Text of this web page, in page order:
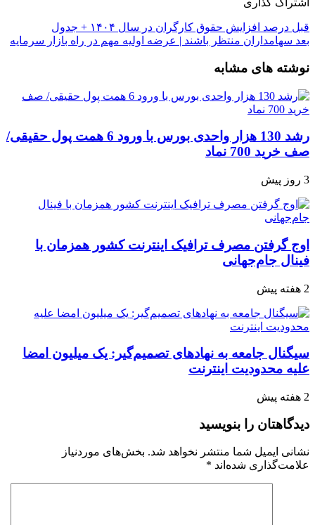
اشتراک گذاری
قبل درصد افزایش حقوق کارگران در سال ۱۴۰۴ + جدول
بعد سهامداران منتظر باشند | عرضه اولیه مهم در راه بازار سرمایه
نوشته های مشابه
رشد 130 هزار واحدی بورس با ورود 6 همت پول حقیقی/
صف خرید 700 نماد
3 روز پیش
اوج گرفتن مصرف ترافیک اینترنت کشور همزمان با
فینال جام‌جهانی
2 هفته پیش
سیگنال جامعه به نهادهای تصمیم‌گیر: یک میلیون امضا
علیه محدودیت اینترنت
2 هفته پیش
دیدگاهتان را بنویسید
نشانی ایمیل شما منتشر نخواهد شد. بخش‌های موردنیاز
علامت‌گذاری شده‌اند *